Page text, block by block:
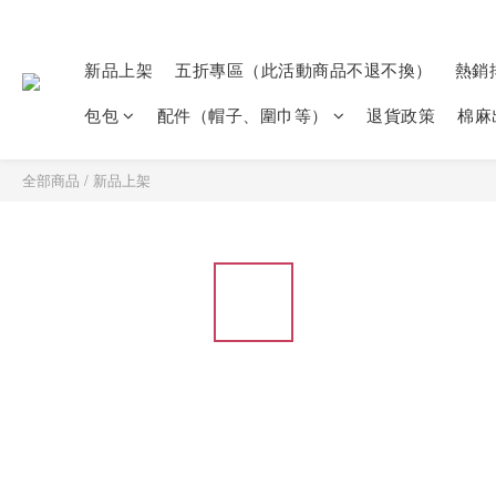
新品上架 五折專區（此活動商品不退不換）
熱銷
包包
配件（帽子、圍巾等） 退貨政策 棉麻
全部商品 / 新品上架